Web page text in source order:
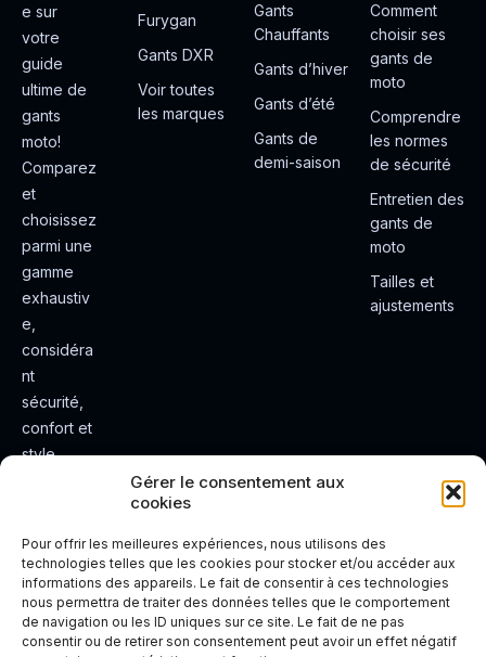
Gérer le consentement aux
cookies
Pour offrir les meilleures expériences, nous utilisons des
technologies telles que les cookies pour stocker et/ou accéder aux
informations des appareils. Le fait de consentir à ces technologies
nous permettra de traiter des données telles que le comportement
de navigation ou les ID uniques sur ce site. Le fait de ne pas
consentir ou de retirer son consentement peut avoir un effet négatif
e sur
votre
guide
ultime de
gants
moto!
Comparez
et
choisissez
parmi une
gamme
exhaustiv
e,
considéra
nt
sécurité,
confort et
style.
e de
conduite
plus sûre
et plus
Furygan
Gants DXR
Voir toutes
les marques
Gants
Chauffants
Gants d’hiver
Gants d’été
Gants de
demi-saison
Comment
choisir ses
gants de
moto
Comprendre
les normes
de sécurité
Entretien des
gants de
moto
Tailles et
ajustements